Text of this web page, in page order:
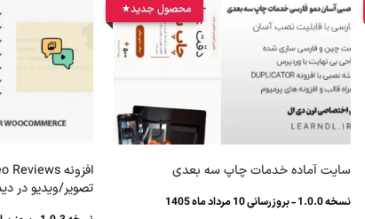
محصول جدید
سایت آماده خدمات چاپ سه بعدی
نسخه 1.0.0 - بروزرسانی 10 مرداد ماه 1405
تصویر/ویدیو در